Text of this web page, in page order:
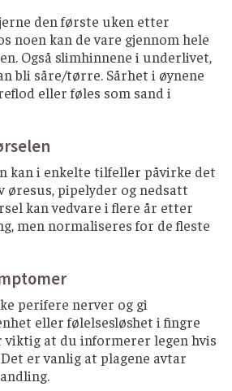
den første uken etter
noen kan de vare gjennom hele
Også slimhinnene i underlivet,
bli såre/tørre. Sårhet i øynene
eller føles som sand i
kan i enkelte tilfeller påvirke det
øresus, pipelyder og nedsatt
kan vedvare i flere år etter
men normaliseres for de fleste
perifere nerver og gi
eller følelsesløshet i fingre
at du informerer legen hvis
er vanlig at plagene avtar